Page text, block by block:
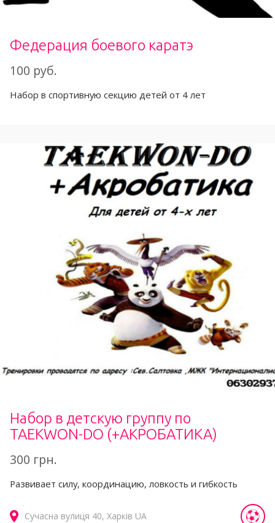
Федерация боевого каратэ
100 руб.
Набор в спортивную секцию детей от 4 лет
Набор в детскую группу по
TAEKWON-DO (+АКРОБАТИКА)
300 грн.
Развивает силу, координацию, ловкость и гибкость
Сучасна вулиця 40 Харків UA